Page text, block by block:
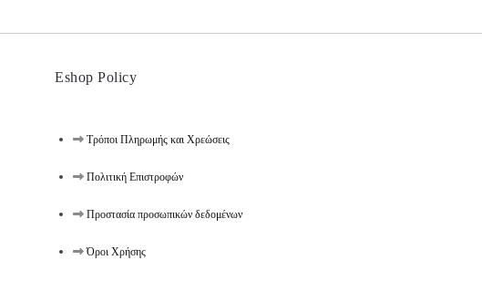
Eshop Policy
Τρόποι Πληρωμής και Χρεώσεις
Πολιτική Επιστροφών
Προστασία προσωπικών δεδομένων
Όροι Χρήσης